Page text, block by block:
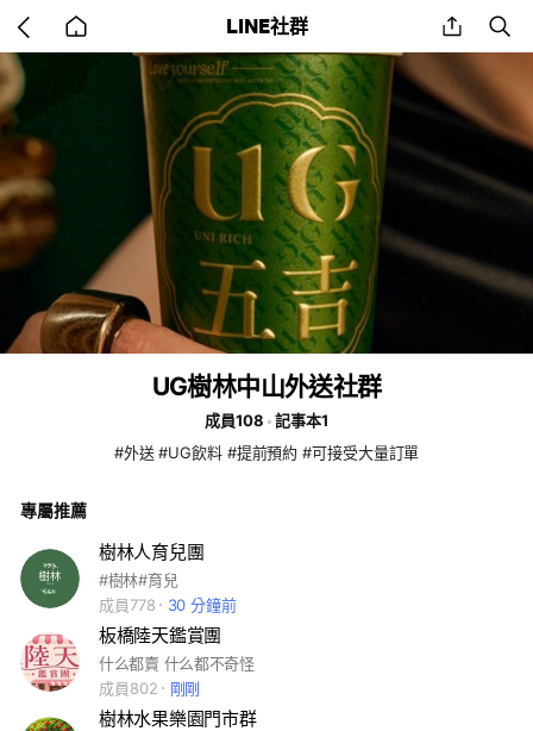
back
to
LINE社群 share
UG樹林中山外送社群
成員108
記事本1
#外送 #UG飲料 #提前預約 #可接受大量訂單
專屬推薦
樹林人育兒團
#樹林#育兒
成員778
30 分鐘前
板橋陸天鑑賞團
什么都賣 什么都不奇怪
成員802
剛剛
樹林水果樂園門市群